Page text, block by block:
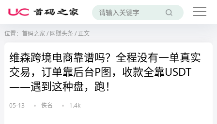
位置： 首码之家 / 网赚头条 /正文
维森跨境电商靠谱吗？全程没有一单真实
交易，订单靠后台P图，收款全靠USDT
——遇到这种盘，跑！
05-13 佚名 1.4k